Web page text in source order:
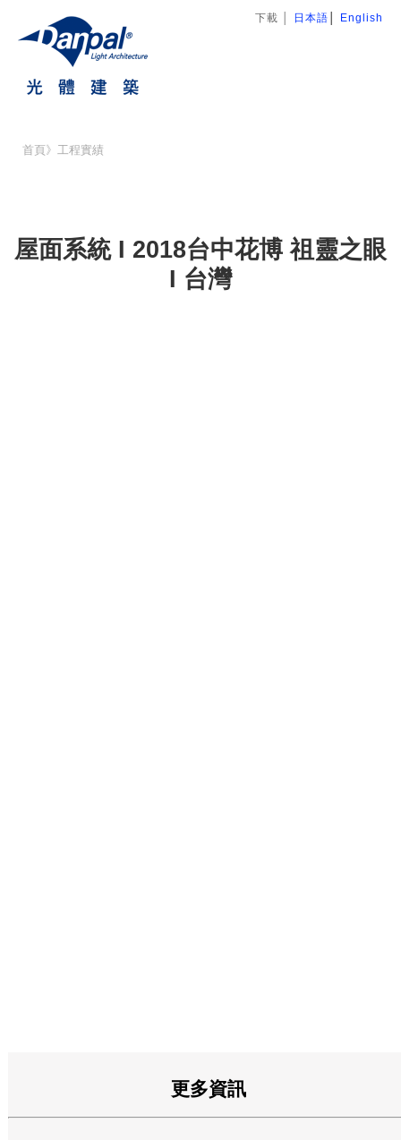
下載 日本語 English
首頁》 工程實績
屋面系統 I 2018台中花博 祖靈之眼
I 台灣
更多資訊